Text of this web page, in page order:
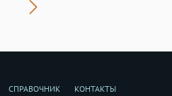
СПРАВОЧНИК КОНТАКТЫ